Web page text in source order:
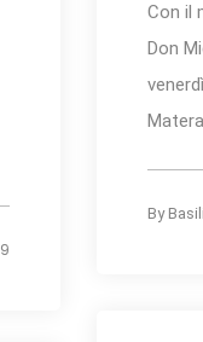
9
Con il
Don
By